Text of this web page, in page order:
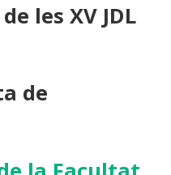
les XV JDL
de